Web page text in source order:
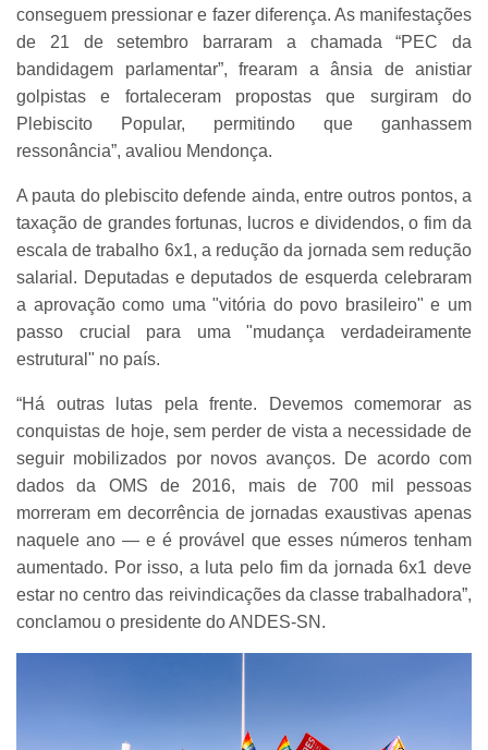
conseguem pressionar e fazer diferença. As manifestações
de 21 de setembro barraram a chamada “PEC da
bandidagem parlamentar”, frearam a ânsia de anistiar
golpistas e fortaleceram propostas que surgiram do
Plebiscito Popular, permitindo que ganhassem
ressonância”, avaliou Mendonça.
A pauta do plebiscito defende ainda, entre outros pontos, a
taxação de grandes fortunas, lucros e dividendos, o fim da
escala de trabalho 6x1, a redução da jornada sem redução
salarial. Deputadas e deputados de esquerda celebraram
a aprovação como uma "vitória do povo brasileiro" e um
passo crucial para uma "mudança verdadeiramente
estrutural" no país.
“Há outras lutas pela frente. Devemos comemorar as
conquistas de hoje, sem perder de vista a necessidade de
seguir mobilizados por novos avanços. De acordo com
dados da OMS de 2016, mais de 700 mil pessoas
morreram em decorrência de jornadas exaustivas apenas
naquele ano — e é provável que esses números tenham
aumentado. Por isso, a luta pelo fim da jornada 6x1 deve
estar no centro das reivindicações da classe trabalhadora”,
conclamou o presidente do ANDES-SN.